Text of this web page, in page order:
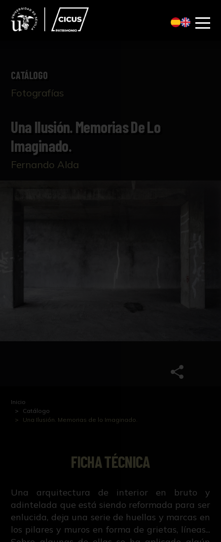
CATÁLOGO
Fotografías
Una Ilusión. Memorias De Lo
Imaginado.
Fernando Alda
Inicio
Catálogo
Una Ilusión. Memorias de lo Imaginado.
FICHA TÉCNICA
Una arquitectura de interior en bruto y
adintelada que está siendo reformada para ser
enlucida, deja una serie de huellas y marcas en
los pilares y muros en forma de grietas, líneas...